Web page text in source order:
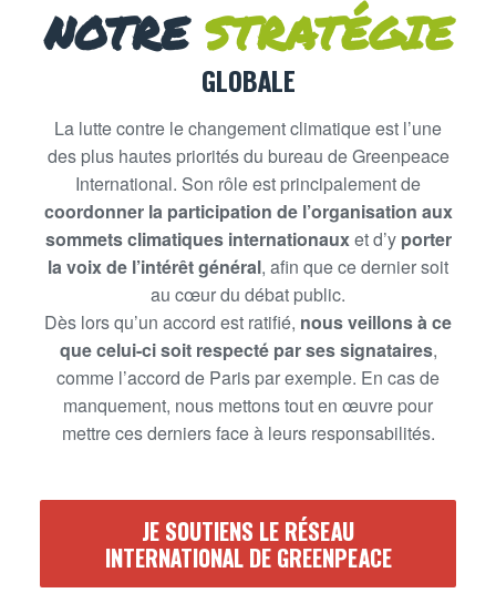
NOTRE STRATÉGIE
GLOBALE
La lutte contre le changement climatique est l’une
des plus hautes priorités du bureau de Greenpeace
International. Son rôle est principalement de
coordonner la participation de l’organisation aux
sommets climatiques internationauxet d’y porter
la voix de l’intérêt général, afin que ce dernier soit
au cœur du débat public.
Dès lors qu’un accord est ratifié, nous veillons à ce
que celui-ci soit respecté par ses signataires,
comme l’accord de Paris par exemple. En cas de
manquement, nous mettons tout en œuvre pour
mettre ces derniers face à leurs responsabilités.
JE SOUTIENS LE RÉSEAU
INTERNATIONAL DE GREENPEACE